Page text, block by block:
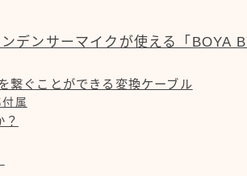
デンサーマイクが使える「BOYA
繋ぐことができる変換ケーブル
属
？